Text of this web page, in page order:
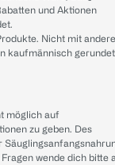
und Aktionen
Nicht mit
kaufmännisch
möglich auf
zu geben. Des
wende dich bitte